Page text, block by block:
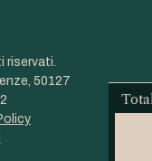
riservati.
50127